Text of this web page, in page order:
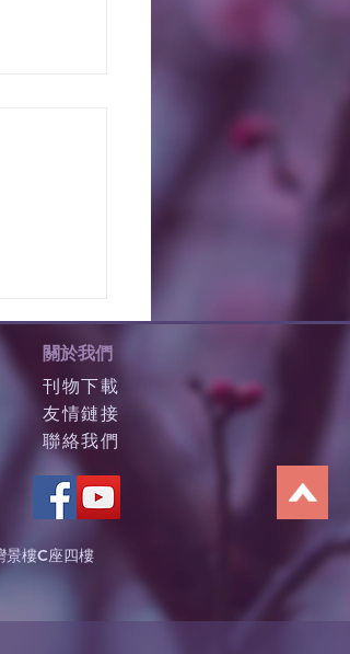
關於我們
刊物下載
友情鏈接
聯絡我們
景樓C座四樓